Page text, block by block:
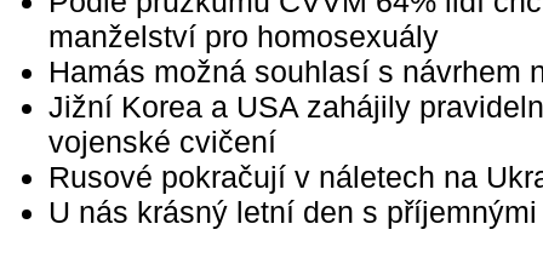
manželství pro homosexuály
Hamás možná souhlasí s návrhem
Jižní Korea a USA zahájily
vojenské cvičení
Rusové pokračují v náletech na
U nás krásný letní den s